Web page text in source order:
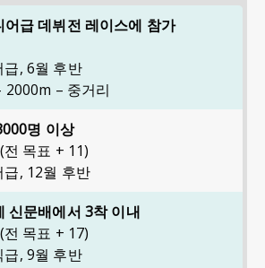
어급 데뷔전 레이스에 참가
급, 6월 후반
2000m – 중거리
명 이상
전 목표 + 11)
급, 12월 후반
신문배에서 3착 이내
전 목표 + 17)
급, 9월 후반